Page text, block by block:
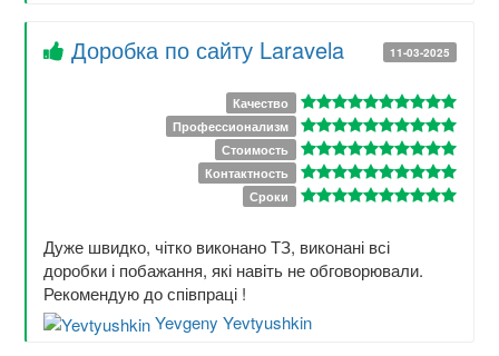
11-03-2025
Доробка по сайту Laravela
Качество
Профессионализм
Стоимость
Контактность
Сроки
Дуже швидко, чітко виконано ТЗ, виконані всі
доробки і побажання, які навіть не обговорювали.
Рекомендую до співпраці !
Yevgeny Yevtyushkin